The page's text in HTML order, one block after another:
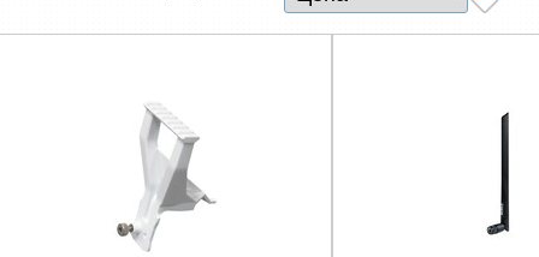
ТВ, Фото и электроника
Renewd техника, Outlet